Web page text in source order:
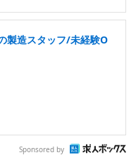
製造スタッフ/未経験O
Sponsored by